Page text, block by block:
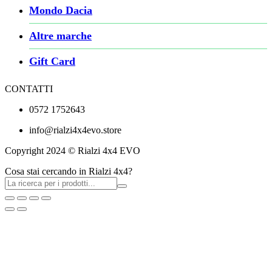
Mondo Dacia
Altre marche
Gift Card
CONTATTI
0572 1752643
info@rialzi4x4evo.store
Copyright 2024 © Rialzi 4x4 EVO
Cosa stai cercando in Rialzi 4x4?